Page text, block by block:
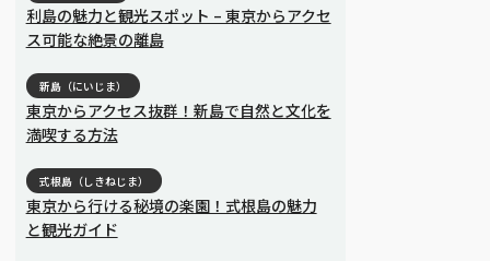
利島の魅力と観光スポット – 東京からアクセ
ス可能な絶景の離島
新島（にいじま）
東京からアクセス抜群！新島で自然と文化を
満喫する方法
式根島（しきねじま）
東京から行ける秘境の楽園！式根島の魅力
と観光ガイド